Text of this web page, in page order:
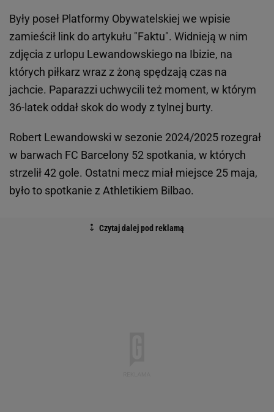
Były poseł Platformy Obywatelskiej we wpisie
zamieścił link do artykułu "Faktu". Widnieją w nim
zdjęcia z urlopu Lewandowskiego na Ibizie, na
których piłkarz wraz z żoną spędzają czas na
jachcie. Paparazzi uchwycili też moment, w którym
36-latek oddał skok do wody z tylnej burty.
Robert Lewandowski w sezonie 2024/2025 rozegrał
w barwach FC Barcelony 52 spotkania, w których
strzelił 42 gole. Ostatni mecz miał miejsce 25 maja,
było to spotkanie z Athletikiem Bilbao.